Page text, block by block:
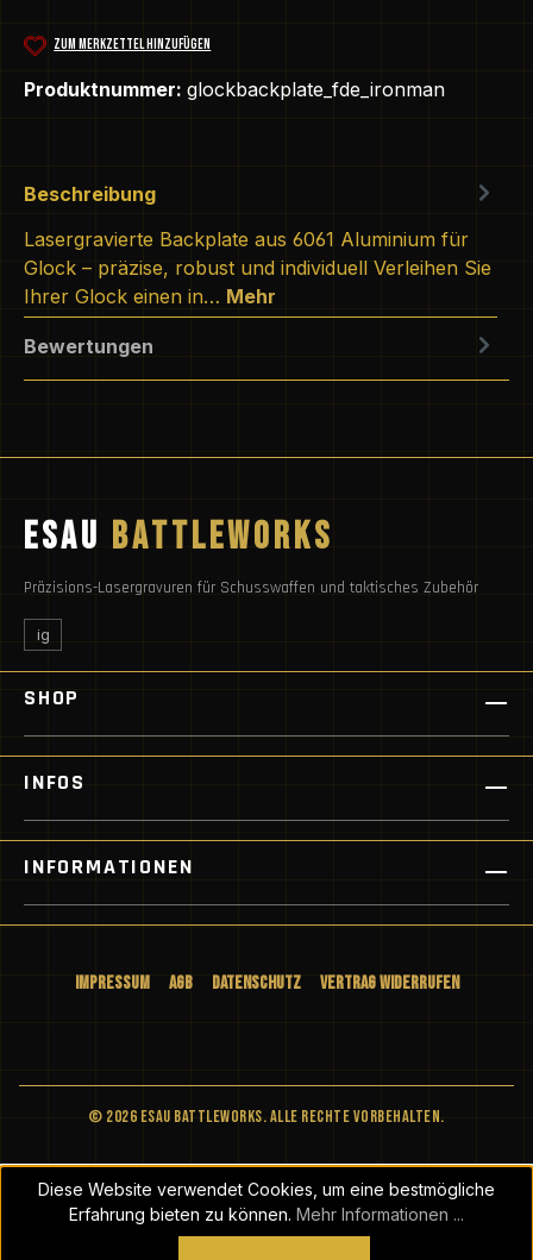
ZUM MERKZETTEL HINZUFÜGEN
Produktnummer: glockbackplate_fde_ironman
Beschreibung
Lasergravierte Backplate aus 6061 Aluminium für
Glock – präzise, robust und individuell Verleihen Sie
Ihrer Glock einen in… Mehr
Bewertungen
ESAU BATTLEWORKS
Präzisions-Lasergravuren für Schusswaffen und taktisches Zubehör
ig
SHOP
INFOS
INFORMATIONEN
Impressum AGB Datenschutz Vertrag widerrufen
© 2026 ESAU BATTLEWORKS. Alle Rechte vorbehalten.
Diese Website verwendet Cookies, um eine bestmögliche
Erfahrung bieten zu können. Mehr Informationen ...